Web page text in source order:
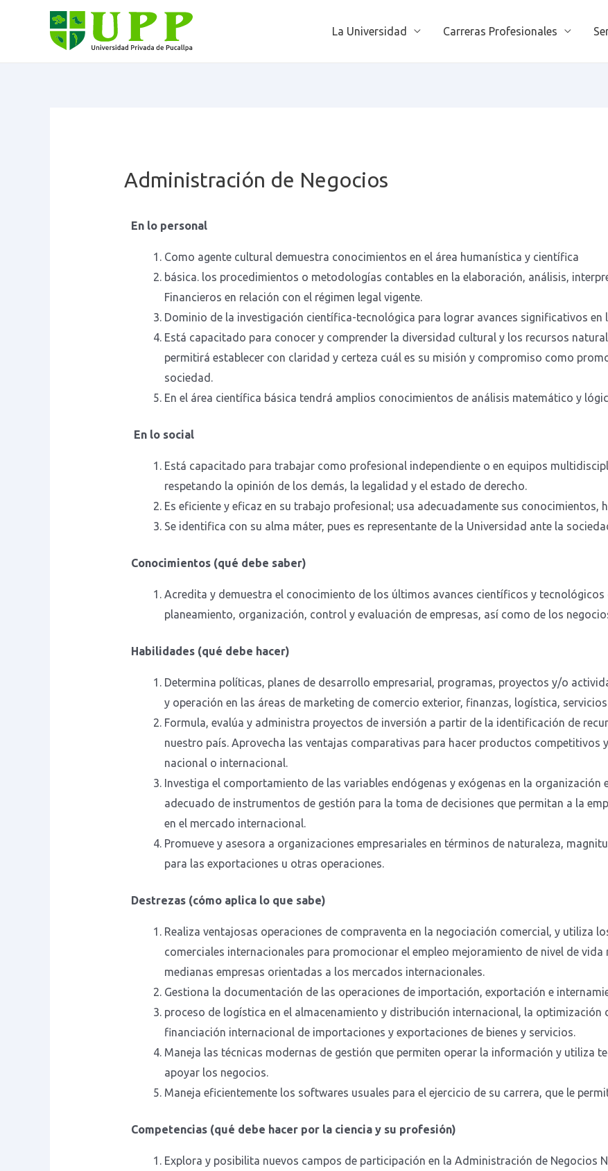
La Universidad Carreras Profesionales
Administración de Negocios
En lo personal
Como agente cultural demuestra conocimientos en el área humanística y científica
básica. los procedimientos o metodologías contables en la elaboración, análisis,
Financieros en relación con el régimen legal vigente.
Dominio de la investigación científica-tecnológica para lograr avances significativos en
Está capacitado para conocer y comprender la diversidad cultural y los recursos
permitirá establecer con claridad y certeza cuál es su misión y compromiso como
sociedad.
En el área científica básica tendrá amplios conocimientos de análisis matemático y
En lo social
Está capacitado para trabajar como profesional independiente o en equipos
respetando la opinión de los demás, la legalidad y el estado de derecho.
Es eficiente y eficaz en su trabajo profesional; usa adecuadamente sus conocimientos,
Se identifica con su alma máter, pues es representante de la Universidad ante la
Conocimientos (qué debe saber)
Acredita y demuestra el conocimiento de los últimos avances científicos y
planeamiento, organización, control y evaluación de empresas, así como de los
Habilidades (qué debe hacer)
Determina políticas, planes de desarrollo empresarial, programas, proyectos y/o
y operación en las áreas de marketing de comercio exterior, finanzas, logística,
Formula, evalúa y administra proyectos de inversión a partir de la identificación de
nuestro país. Aprovecha las ventajas comparativas para hacer productos competitivos
nacional o internacional.
Investiga el comportamiento de las variables endógenas y exógenas en la organización
adecuado de instrumentos de gestión para la toma de decisiones que permitan a la
en el mercado internacional.
Promueve y asesora a organizaciones empresariales en términos de naturaleza,
para las exportaciones u otras operaciones.
Destrezas (cómo aplica lo que sabe)
Realiza ventajosas operaciones de compraventa en la negociación comercial, y utiliza
comerciales internacionales para promocionar el empleo mejoramiento de nivel de
medianas empresas orientadas a los mercados internacionales.
Gestiona la documentación de las operaciones de importación, exportación e
proceso de logística en el almacenamiento y distribución internacional, la optimización
financiación internacional de importaciones y exportaciones de bienes y servicios.
Maneja las técnicas modernas de gestión que permiten operar la información y utiliza
apoyar los negocios.
Maneja eficientemente los softwares usuales para el ejercicio de su carrera, que le
Competencias (qué debe hacer por la ciencia y su profesión)
Explora y posibilita nuevos campos de participación en la Administración de Negocios